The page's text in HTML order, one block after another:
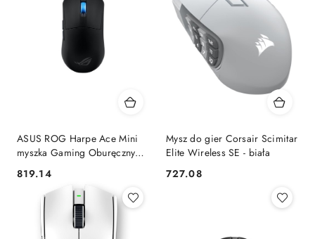
ASUS ROG Harpe Ace Mini
myszka Gaming Oburęczny
RF Wireless + Bluetooth +
USB Type-C Optyczny 42000
Cena:
819.14
Mysz do gier Corsair Scimitar
Elite Wireless SE - biała
Cena:
727.08